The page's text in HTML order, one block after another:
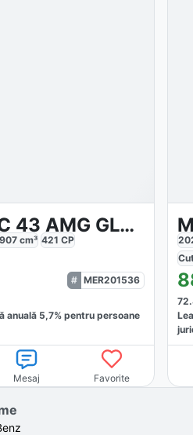
Mercedes-Benz GLC 43 AMG GLC 43 4M Coupe AMG
cm³ 421 CP
MER201536
anuală 5,7% pentru persoane
Mesaj Favorite